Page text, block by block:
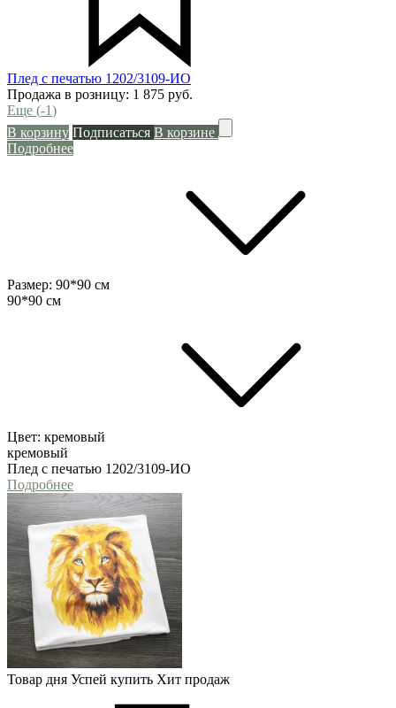
Плед с печатью 1202/3109-ИО
Продажа в розницу: 1 875 руб.
Еще (-1)
В корзину Подписаться В корзине
Подробнее
Размер: 90*90 см
90*90 см
Цвет: кремовый
кремовый
Плед с печатью 1202/3109-ИО
Подробнее
Товар дня Успей купить Хит продаж